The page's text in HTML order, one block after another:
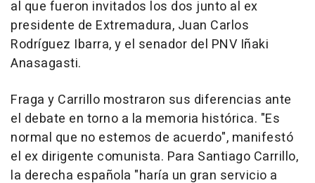
al que fueron invitados los dos junto al ex
presidente de Extremadura, Juan Carlos
Rodríguez Ibarra, y el senador del PNV Iñaki
Anasagasti.
Fraga y Carrillo mostraron sus diferencias ante
el debate en torno a la memoria histórica. "Es
normal que no estemos de acuerdo", manifestó
el ex dirigente comunista. Para Santiago Carrillo,
la derecha española "haría un gran servicio a